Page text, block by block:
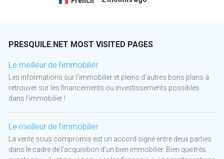
PRESQUILE.NET MOST VISITED PAGES
Le meilleur de l'immobilier
Les informations sur l'immobilier et pleins d'autres bons plans à
retrouver sur les financements ou investissements possibles
dans l'immobilier !
Le meilleur de l'immobilier
La vente sous compromis est un accord signé entre deux parties
dans le cadre de l'acquisition d'un bien immobilier. Bien que très